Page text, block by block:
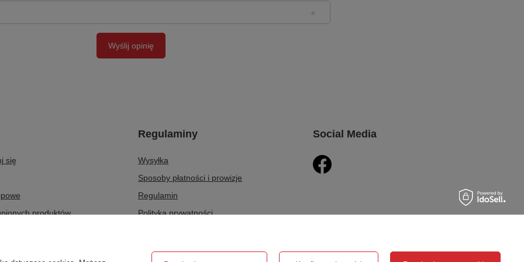
Wyślij opinię
się
produktów
Regulaminy
Wysyłka
Sposoby płatności i prowizje
Regulamin
Polityka prywatności
Social Media